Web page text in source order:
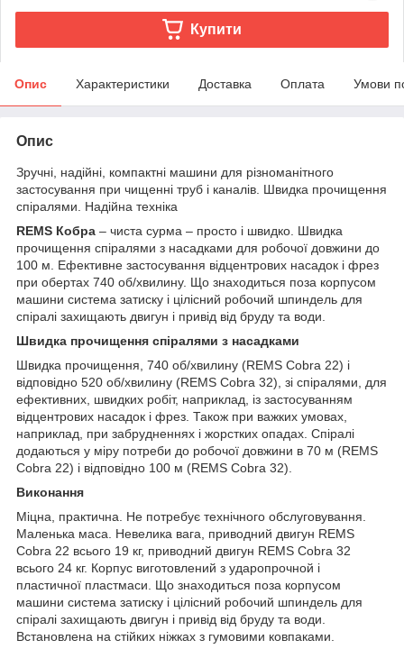
Купити
Опис Характеристики Доставка Оплата Умови
Опис
Зручні, надійні, компактні машини для різноманітного
застосування при чищенні труб і каналів. Швидка прочищення
спіралями. Надійна техніка
REMS Кобра – чиста сурма – просто і швидко. Швидка
прочищення спіралями з насадками для робочої довжини до
100 м. Ефективне застосування відцентрових насадок і фрез
при обертах 740 об/хвилину. Що знаходиться поза корпусом
машини система затиску і цілісний робочий шпиндель для
спіралі захищають двигун і привід від бруду та води.
Швидка прочищення спіралями з насадками
Швидка прочищення, 740 об/хвилину (REMS Cobra 22) і
відповідно 520 об/хвилину (REMS Cobra 32), зі спіралями, для
ефективних, швидких робіт, наприклад, із застосуванням
відцентрових насадок і фрез. Також при важких умовах,
наприклад, при забрудненнях і жорстких опадах. Спіралі
додаються у міру потреби до робочої довжини в 70 м (REMS
Cobra 22) і відповідно 100 м (REMS Cobra 32).
Виконання
Міцна, практична. Не потребує технічного обслуговування.
Маленька маса. Невелика вага, приводний двигун REMS
Cobra 22 всього 19 кг, приводний двигун REMS Cobra 32
всього 24 кг. Корпус виготовлений з ударопрочной і
пластичної пластмаси. Що знаходиться поза корпусом
машини система затиску і цілісний робочий шпиндель для
спіралі захищають двигун і привід від бруду та води.
Встановлена на стійких ніжках з гумовими ковпаками.